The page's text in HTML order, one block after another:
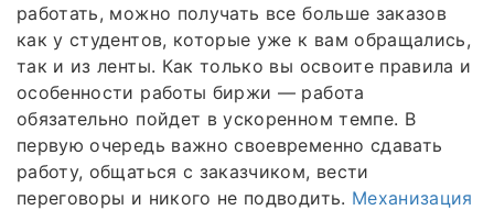
работать, можно получать все больше заказов
как у студентов, которые уже к вам обращались,
так и из ленты. Как только вы освоите правила и
особенности работы биржи — работа
обязательно пойдет в ускоренном темпе. В
первую очередь важно своевременно сдавать
работу, общаться с заказчиком, вести
переговоры и никого не подводить. Механизация